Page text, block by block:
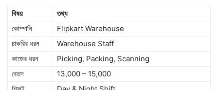
বিষয়
তথ্য
কোম্পানি
Flipkart Warehouse
চাকরির ধরন
Warehouse Staff
কাজের ধরন
Picking, Packing, Scanning
বেতন
13,000 – 15,000